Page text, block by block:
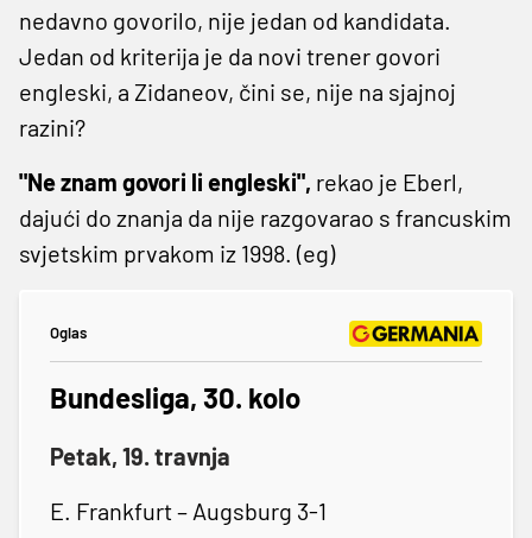
nedavno govorilo, nije jedan od kandidata.
Jedan od kriterija je da novi trener govori
engleski, a Zidaneov, čini se, nije na sjajnoj
razini?
"Ne znam govori li engleski", rekao je Eberl,
dajući do znanja da nije razgovarao s francuskim
svjetskim prvakom iz 1998. (eg)
Oglas
Bundesliga, 30. kolo
Petak, 19. travnja
E. Frankfurt – Augsburg 3-1